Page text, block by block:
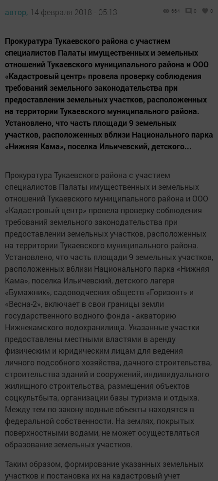
автор, 14 февраля 2018 - 05:13 664 0 0
Прокуратура Тукаевского района с участием
специалистов Палаты имущественных и земельных
отношений Тукаевского муниципального района и ООО
«Кадастровый центр» провела проверку соблюдения
требований земельного законодательства при
предоставлении земельных участков, расположенных
на территории Тукаевского муниципального района.
Установлено, что часть площади 9 земельных
участков, расположенных вблизи Национального парка
«Нижняя Кама», поселка Ильичевский, детского...
Прокуратура Тукаевского района с участием
специалистов Палаты имущественных и земельных
отношений Тукаевского муниципального района и ООО
«Кадастровый центр» провела проверку соблюдения
требований земельного законодательства при
предоставлении земельных участков, расположенных
на территории Тукаевского муниципального района.
Установлено, что часть площади 9 земельных участков,
расположенных вблизи Национального парка «Нижняя
Кама», поселка Ильичевский, детского лагеря
«Бумажник», садоводческих обществ «Горизонт» и
«Весна-2», включает в свои границы земли
государственного водного фонда - акваторию
Нижнекамского водохранилища. Указанные участки
предоставлены местными властями в аренду
физическим и юридическим лицам для ведения
личного подсобного хозяйства, дачного строительства,
строительства зданий и сооружений, индивидуального
жилищного строительства, размещения объектов
соцкультбыта, организации базы туризма и отдыха.
Между тем по закону водные объекты находятся в
федеральной собственности. На землях, покрытых
поверхностными водами, не может осуществляться
образование земельных участков.
Таким образом, формирование указанных земельных
участков и постановка их на кадастровый учет